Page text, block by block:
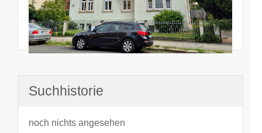
Suchhistorie
noch nichts angesehen